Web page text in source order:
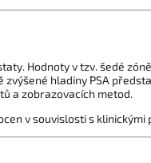
Hodnoty v tzv. šedé
hladiny PSA
a zobrazovacích metod.
v souvislosti s